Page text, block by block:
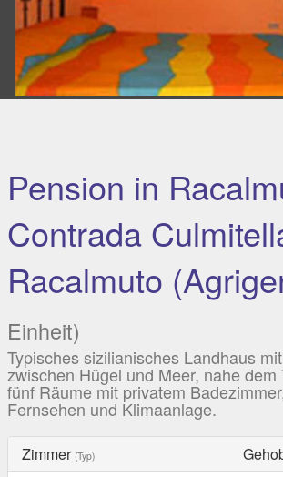
Pension in
Contrada
Racalmuto
Einheit)
Typisches sizilianisches Landhaus
zwischen Hügel und Meer, nahe dem
fünf Räume mit privatem
Fernsehen und Klimaanlage.
Zimmer (Typ)